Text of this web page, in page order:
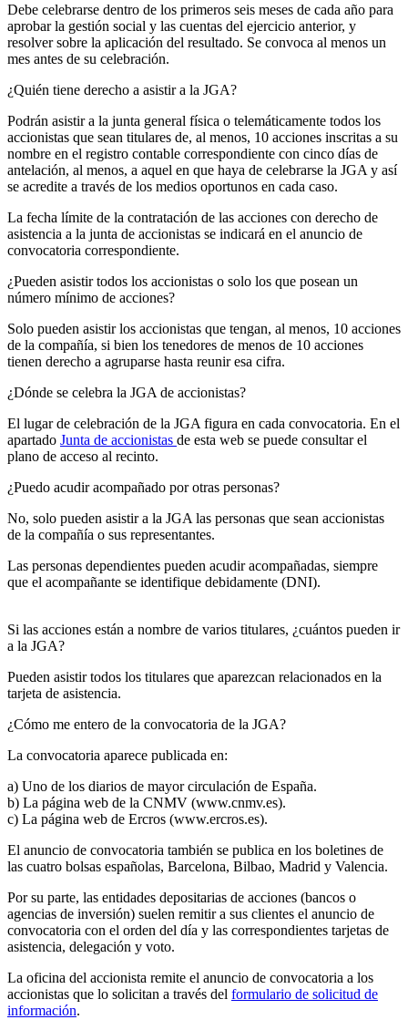
Debe celebrarse dentro de los primeros seis meses de cada año para
aprobar la gestión social y las cuentas del ejercicio anterior, y
resolver sobre la aplicación del resultado. Se convoca al menos un
mes antes de su celebración.
¿Quién tiene derecho a asistir a la JGA?
Podrán asistir a la junta general física o telemáticamente todos los
accionistas que sean titulares de, al menos, 10 acciones inscritas a su
nombre en el registro contable correspondiente con cinco días de
antelación, al menos, a aquel en que haya de celebrarse la JGA y así
se acredite a través de los medios oportunos en cada caso.
La fecha límite de la contratación de las acciones con derecho de
asistencia a la junta de accionistas se indicará en el anuncio de
convocatoria correspondiente.
¿Pueden asistir todos los accionistas o solo los que posean un
número mínimo de acciones?
Solo pueden asistir los accionistas que tengan, al menos, 10 acciones
de la compañía, si bien los tenedores de menos de 10 acciones
tienen derecho a agruparse hasta reunir esa cifra.
¿Dónde se celebra la JGA de accionistas?
El lugar de celebración de la JGA figura en cada convocatoria. En el
apartado Junta de accionistas de esta web se puede consultar el
plano de acceso al recinto.
¿Puedo acudir acompañado por otras personas?
No, solo pueden asistir a la JGA las personas que sean accionistas
de la compañía o sus representantes.
Las personas dependientes pueden acudir acompañadas, siempre
que el acompañante se identifique debidamente (DNI).
Si las acciones están a nombre de varios titulares, ¿cuántos pueden ir
a la JGA?
Pueden asistir todos los titulares que aparezcan relacionados en la
tarjeta de asistencia.
¿Cómo me entero de la convocatoria de la JGA?
La convocatoria aparece publicada en:
a) Uno de los diarios de mayor circulación de España.
b) La página web de la CNMV (www.cnmv.es).
c) La página web de Ercros (www.ercros.es).
El anuncio de convocatoria también se publica en los boletines de
las cuatro bolsas españolas, Barcelona, Bilbao, Madrid y Valencia.
Por su parte, las entidades depositarias de acciones (bancos o
agencias de inversión) suelen remitir a sus clientes el anuncio de
convocatoria con el orden del día y las correspondientes tarjetas de
asistencia, delegación y voto.
La oficina del accionista remite el anuncio de convocatoria a los
accionistas que lo solicitan a través del formulario de solicitud de
información.